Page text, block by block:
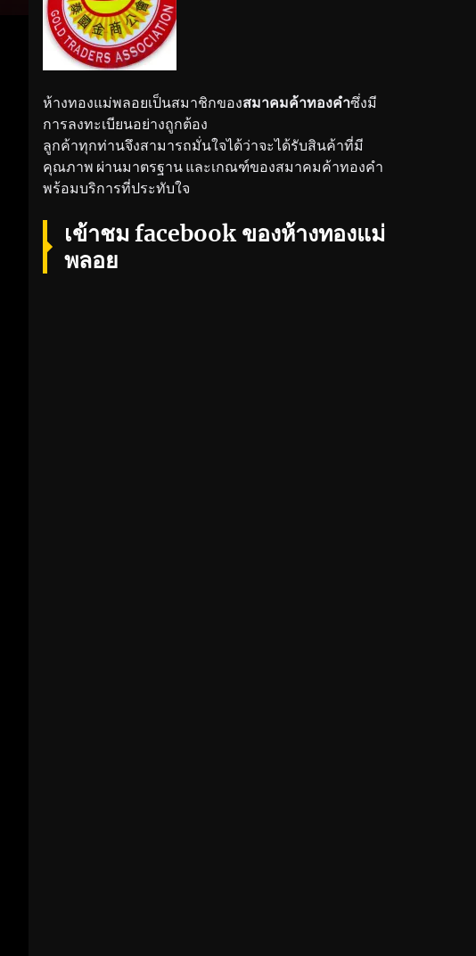
ห้างทองแม่พลอยเป็นสมาชิกของสมาคมค้าทองคำซึ่งมี
การลงทะเบียนอย่างถูกต้อง
ลูกค้าทุกท่านจึงสามารถมั่นใจได้ว่าจะได้รับสินค้าที่มี
คุณภาพ ผ่านมาตรฐาน และเกณฑ์ของสมาคมค้าทองคำ
พร้อมบริการที่ประทับใจ
เข้าชม facebook ของห้างทองแม่
พลอย